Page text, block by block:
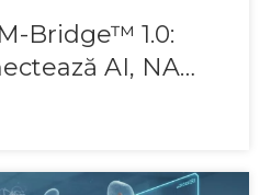
Bridge™ 1.0:
AI, NAM